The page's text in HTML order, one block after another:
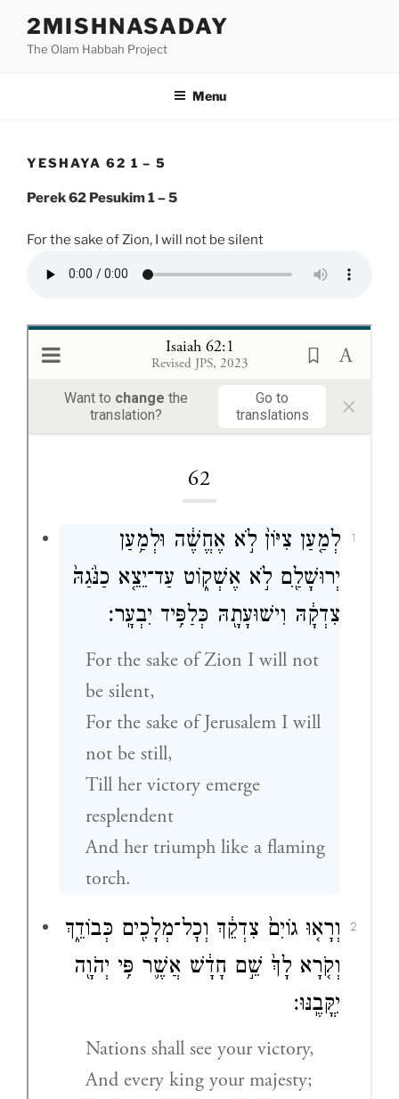
content
2MISHNASADAY
The Olam Habbah Project
Menu
YESHAYA 62 1 – 5
Perek 62 Pesukim 1 – 5
For the sake of Zion, I will not be silent